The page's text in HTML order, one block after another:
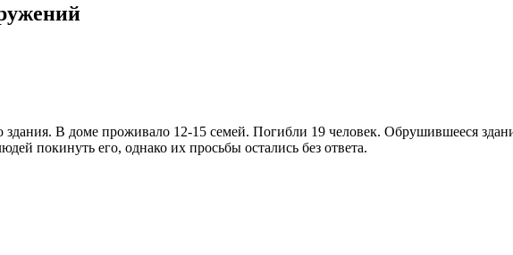
В доме проживало 12-15 семей. Погибли 19 человек. Обрушившееся
покинуть его, однако их просьбы остались без ответа.